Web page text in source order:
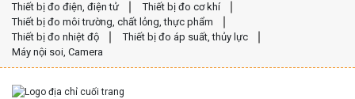
Thiết bị đo điện, điện tử
Thiết bị đo cơ khí
Thiết bị đo môi trường, chất lỏng, thực phẩm
Thiết bị đo nhiệt độ
Thiết bị đo áp suất, thủy lực
Máy nội soi, Camera